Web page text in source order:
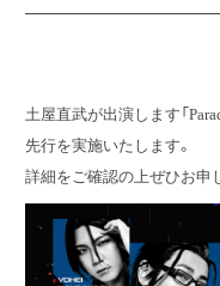
土屋直武が出演します「
先行を実施いたします。
詳細をご確認の上ぜひお申